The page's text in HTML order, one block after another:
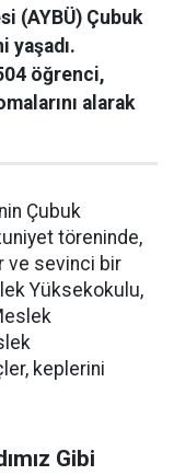
(AYBÜ) Çubuk
yaşadı.
öğrenci,
alarak
Çubuk
töreninde,
ve sevinci bir
Yüksekokulu,
keplerini
Gibi